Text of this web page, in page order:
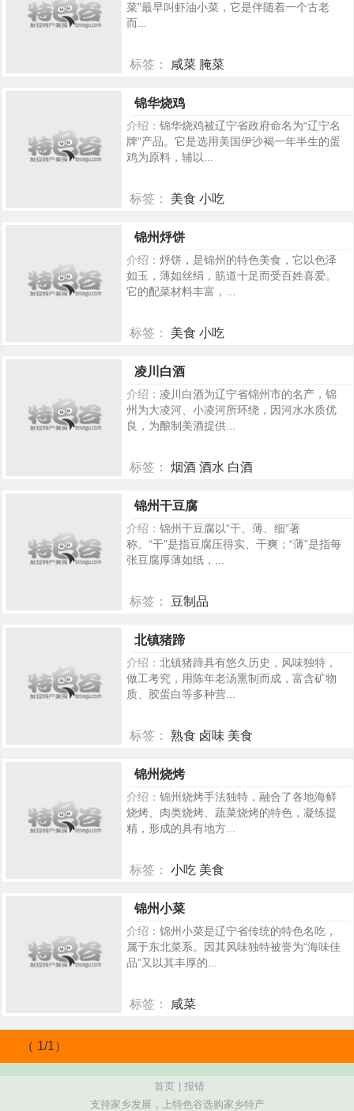
菜"最早叫虾油小菜，它是伴随着一个古老
而...
标签： 咸菜 腌菜
锦华烧鸡
介绍： 锦华烧鸡被辽宁省政府命名为“辽宁名
牌”产品。它是选用美国伊沙褐一年半生的蛋
鸡为原料，辅以...
标签： 美食 小吃
锦州烀饼
介绍： 烀饼，是锦州的特色美食，它以色泽
如玉，薄如丝绢，筋道十足而受百姓喜爱。
它的配菜材料丰富，...
标签： 美食 小吃
凌川白酒
介绍： 凌川白酒为辽宁省锦州市的名产，锦
州为大凌河、小凌河所环绕，因河水水质优
良，为酿制美酒提供...
标签： 烟酒 酒水 白酒
锦州干豆腐
介绍： 锦州干豆腐以“干、薄、细”著
称。“干”是指豆腐压得实、干爽；“薄”是指每
张豆腐厚薄如纸，...
标签： 豆制品
北镇猪蹄
介绍： 北镇猪蹄具有悠久历史，风味独特，
做工考究，用陈年老汤熏制而成，富含矿物
质、胶蛋白等多种营...
标签： 熟食 卤味 美食
锦州烧烤
介绍： 锦州烧烤手法独特，融合了各地海鲜
烧烤、肉类烧烤、蔬菜烧烤的特色，凝练提
精，形成的具有地方...
标签： 小吃 美食
锦州小菜
介绍： 锦州小菜是辽宁省传统的特色名吃，
属于东北菜系。因其风味独特被誉为“海味佳
品”又以其丰厚的...
标签： 咸菜
186
（ 1/1）
首页
报错
支持家乡发展，上特色谷选购家乡特产